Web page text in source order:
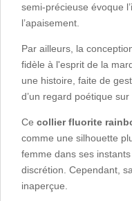
semi-précieuse évoque
l’apaisement.
Par ailleurs, la
fidèle à l'esprit de la
une histoire, faite de
d’un regard poétique sur
Ce collier fluorite
comme une silhouette
femme dans ses
discrétion. Cependant,
inaperçue.